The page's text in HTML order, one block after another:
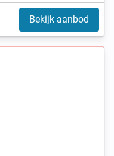
Bekijk aanbod